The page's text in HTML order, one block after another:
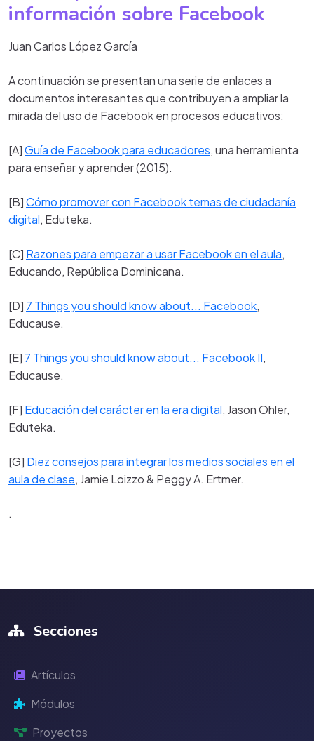
información sobre Facebook
Juan Carlos López García
A continuación se presentan una serie de enlaces a
documentos interesantes que contribuyen a ampliar la
mirada del uso de Facebook en procesos educativos:
[A]Guía de Facebook para educadores, una herramienta
para enseñar y aprender (2015).
[B]Cómo promover con Facebook temas de ciudadanía
digital, Eduteka.
[C] Razones para empezar a usar Facebook en el aula,
Educando, República Dominicana.
[D] 7 Things you should know about... Facebook,
Educause.
[E] 7 Things you should know about... Facebook II,
Educause.
[F] Educación del carácter en la era digital, Jason Ohler,
Eduteka.
[G] Diez consejos para integrar los medios sociales en el
aula de clase, Jamie Loizzo & Peggy A. Ertmer.
.
Secciones
Artículos
Módulos
Proyectos